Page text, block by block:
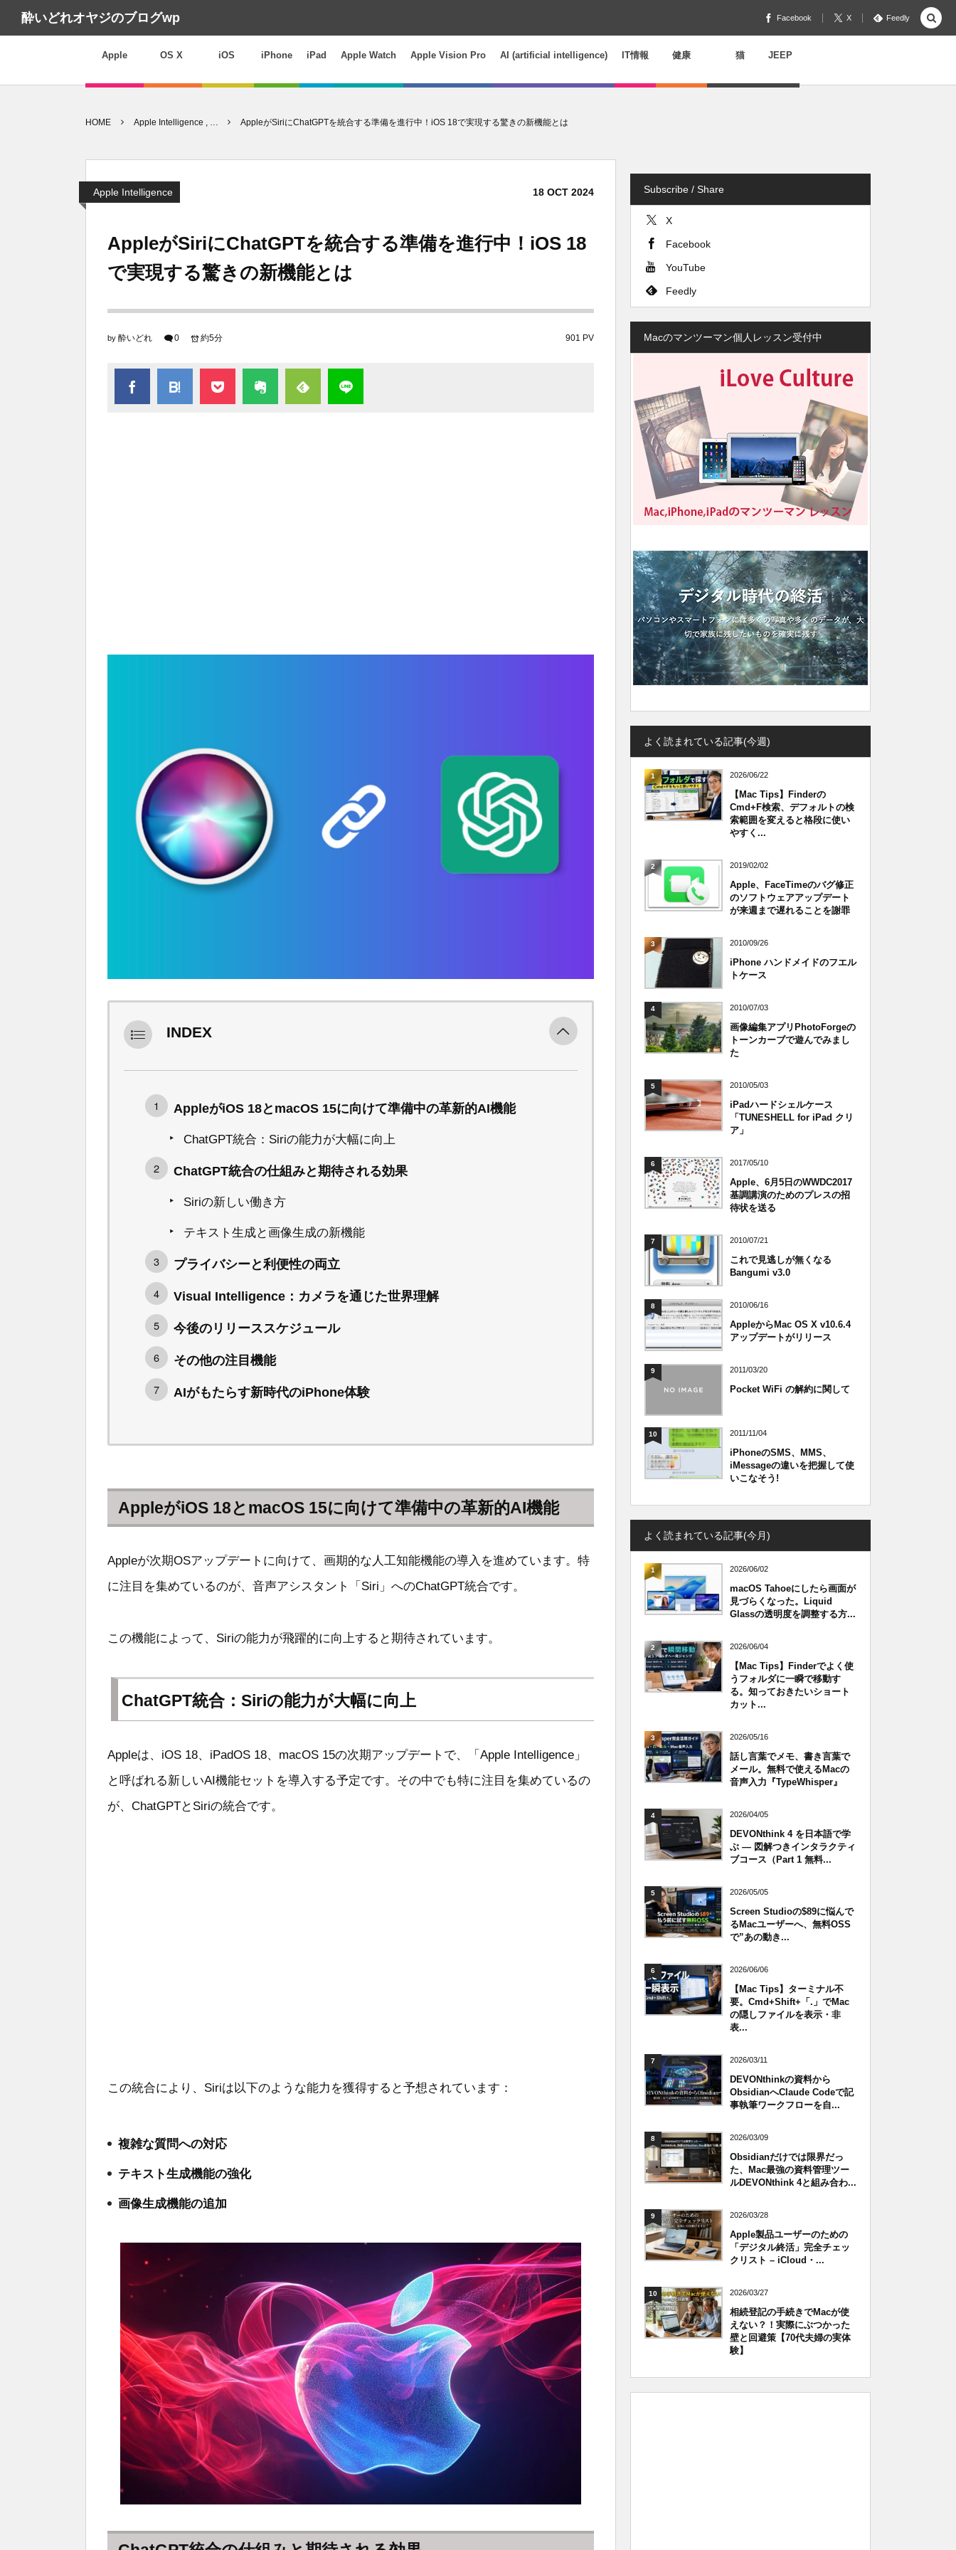
酔いどれオヤジのブログwp Facebook X Feedly
Apple OS X iOS iPhone iPad Apple Watch Apple Vision Pro AI (artificial intelligence) IT情報 健康 猫 JEEP
HOME Apple Intelligence , … AppleがSiriにChatGPTを統合する準備を進行中！iOS 18で実現する驚きの新機能とは
Apple Intelligence 18 OCT 2024
AppleがSiriにChatGPTを統合する準備を進行中！iOS 18
で実現する驚きの新機能とは
by 酔いどれ 0 901 PV
約5分
INDEX
AppleがiOS 18とmacOS 15に向けて準備中の革新的AI機能
ChatGPT統合：Siriの能力が大幅に向上
ChatGPT統合の仕組みと期待される効果
Siriの新しい働き方
テキスト生成と画像生成の新機能
プライバシーと利便性の両立
Visual Intelligence：カメラを通じた世界理解
今後のリリーススケジュール
その他の注目機能
AIがもたらす新時代のiPhone体験
AppleがiOS 18とmacOS 15に向けて準備中の革新的AI機能
Appleが次期OSアップデートに向けて、画期的な人工知能機能の導入を進めています。特
に注目を集めているのが、音声アシスタント「Siri」へのChatGPT統合です。
この機能によって、Siriの能力が飛躍的に向上すると期待されています。
ChatGPT統合：Siriの能力が大幅に向上
Appleは、iOS 18、iPadOS 18、macOS 15の次期アップデートで、「Apple Intelligence」
と呼ばれる新しいAI機能セットを導入する予定です。その中でも特に注目を集めているの
が、ChatGPTとSiriの統合です。
この統合により、Siriは以下のような能力を獲得すると予想されています：
複雑な質問への対応
テキスト生成機能の強化
画像生成機能の追加
Subscribe / Share
X
Facebook
YouTube
Feedly
Macのマンツーマン個人レッスン受付中
よく読まれている記事(今週)
1 2026/06/22
【Mac Tips】Finderの
Cmd+F検索、デフォルトの検
索範囲を変えると格段に使い
やすく...
2 2019/02/02
Apple、FaceTimeのバグ修正
のソフトウェアアップデート
が来週まで遅れることを謝罪
3 2010/09/26
iPhone ハンドメイドのフエル
トケース
4 2010/07/03
画像編集アプリPhotoForgeの
トーンカーブで遊んでみまし
た
5 2010/05/03
iPadハードシェルケース
「TUNESHELL for iPad クリ
ア」
6 2017/05/10
Apple、6月5日のWWDC2017
基調講演のためのプレスの招
待状を送る
7 2010/07/21
これで見逃しが無くなる
Bangumi v3.0
8 2010/06/16
AppleからMac OS X v10.6.4
アップデートがリリース
9 2011/03/20
Pocket WiFi の解約に関して
10 2011/11/04
iPhoneのSMS、MMS、
iMessageの違いを把握して使
いこなそう!
よく読まれている記事(今月)
1 2026/06/02
macOS Tahoeにしたら画面が
見づらくなった。Liquid
Glassの透明度を調整する方...
2 2026/06/04
【Mac Tips】Finderでよく使
うフォルダに一瞬で移動す
る。知っておきたいショート
カット...
3 2026/05/16
話し言葉でメモ、書き言葉で
メール。無料で使えるMacの
音声入力『TypeWhisper』
4 2026/04/05
DEVONthink 4 を日本語で学
ぶ — 図解つきインタラクティ
ブコース（Part 1 無料...
5 2026/05/05
Screen Studioの$89に悩んで
るMacユーザーへ、無料OSS
で”あの動き...
6 2026/06/06
【Mac Tips】ターミナル不
要。Cmd+Shift+「.」でMac
の隠しファイルを表示・非
表...
7 2026/03/11
DEVONthinkの資料から
ObsidianへClaude Codeで記
事執筆ワークフローを自...
8 2026/03/09
Obsidianだけでは限界だっ
た、Mac最強の資料管理ツー
ルDEVONthink 4と組み合わ...
9 2026/03/28
Apple製品ユーザーのための
「デジタル終活」完全チェッ
クリスト – iCloud・...
10 2026/03/27
相続登記の手続きでMacが使
えない？！実際にぶつかった
壁と回避策【70代夫婦の実体
験】